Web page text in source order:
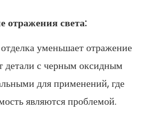
света:
уменьшает отражение
детали с черным оксидным
для применений, где
являются проблемой.